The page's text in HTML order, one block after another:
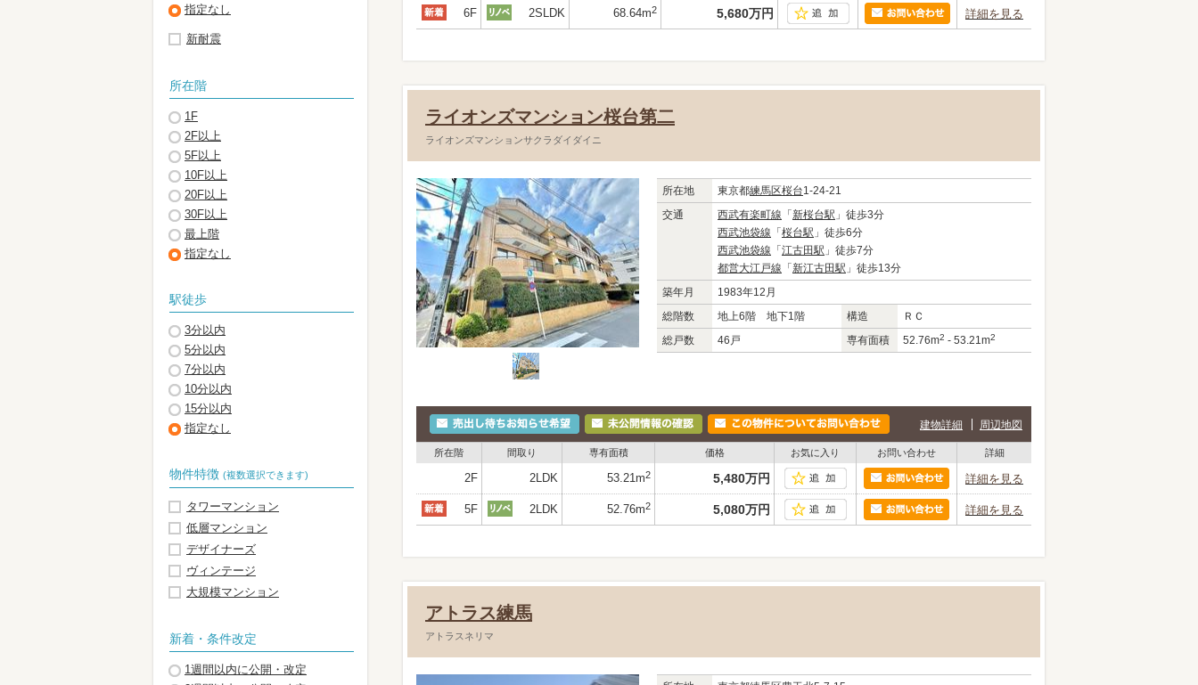
指定なし
新耐震
所在階
1F
2F以上
5F以上
10F以上
20F以上
30F以上
最上階
指定なし
駅徒歩
3分以内
5分以内
7分以内
10分以内
15分以内
指定なし
物件特徴 (複数選択できます)
タワーマンション
低層マンション
デザイナーズ
ヴィンテージ
大規模マンション
新着・条件改定
1週間以内に公開・改定
6F 2SLDK 68.64m2 5,680万円 詳細を見る
ライオンズマンション桜台第二
ライオンズマンションサクラダイダイニ
所在地 東京都練馬区桜台1-24-21
交通
西武有楽町線 「 新桜台駅 」徒歩3分
西武池袋線 「 桜台駅 」徒歩6分
西武池袋線 「 江古田駅 」徒歩7分
都営大江戸線 「 新江古田駅 」徒歩13分
築年月
1983年12月
総階数
地上6階 地下1階 構造
ＲＣ
総戸数
46戸 専有面積 52.76m2 - 53.21m2
建物詳細 周辺地図
所在階 間取り 専有面積 価格 お気に入り お問い合わせ 詳細
2F 2LDK 53.21m2 5,480万円 詳細を見る
5F 2LDK 52.76m2 5,080万円 詳細を見る
アトラス練馬
アトラスネリマ